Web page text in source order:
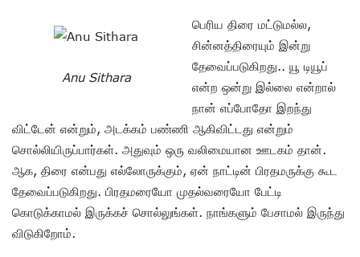
Anu Sithara
பெரிய திரை மட்டுமல்ல,
சின்னத்திரையும் இன்று
தேவைப்படுகிறது.. யூ டியூப்
என்ற ஒன்று இல்லை என்றால்
நான் எப்போதோ இறந்து
விட்டேன் என்றும், அடக்கம் பண்ணி ஆகிவிட்டது என்றும்
சொல்லியிருப்பார்கள். அதுவும் ஒரு வலிமையான ஊடகம் தான்.
ஆக, திரை என்பது எல்லோருக்கும், ஏன் நாட்டின் பிரதமருக்கு கூட
தேவைப்படுகிறது. பிரதமரையோ முதல்வரையோ பேட்டி
கொடுக்காமல் இருக்கச் சொல்லுங்கள். நாங்களும் பேசாமல் இருந்து
விடுகிறோம்.